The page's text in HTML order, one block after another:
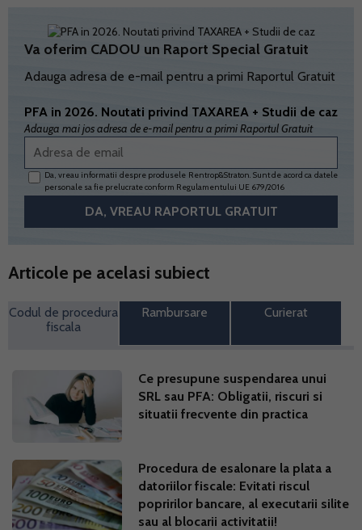
Va oferim CADOU un Raport Special Gratuit
Adauga adresa de e-mail pentru a primi Raportul Gratuit
PFA in 2026. Noutati privind TAXAREA + Studii de caz
Adauga mai jos adresa de e-mail pentru a primi Raportul Gratuit
Da, vreau informatii despre produsele Rentrop&Straton. Sunt de acord ca datele
personale sa fie prelucrate conform Regulamentului UE 679/2016
Articole pe acelasi subiect
Codul de procedura
fiscala
Rambursare Curierat
Ce presupune suspendarea unui
SRL sau PFA: Obligatii, riscuri si
situatii frecvente din practica
Procedura de esalonare la plata a
datoriilor fiscale: Evitati riscul
popririlor bancare, al executarii silite
sau al blocarii activitatii!